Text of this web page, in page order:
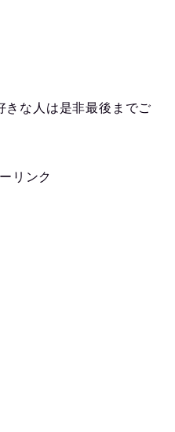
きな人は是非最後までご
リンク